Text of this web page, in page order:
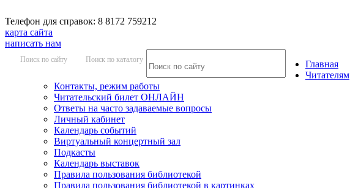
Телефон для справок: 8 8172 759212
карта сайта
написать нам
Поиск по сайту Поиск по каталогу
Главная
Читателям
Контакты, режим работы
Читательский билет ОНЛАЙН
Ответы на часто задаваемые вопросы
Личный кабинет
Календарь событий
Виртуальный концертный зал
Подкасты
Календарь выставок
Правила пользования библиотекой
Правила пользования библиотекой в картинках